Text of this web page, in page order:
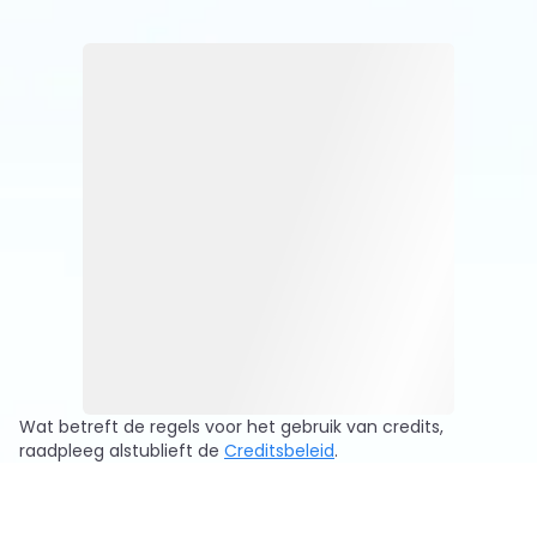
Wat betreft de regels voor het gebruik van credits,
raadpleeg alstublieft de Creditsbeleid.